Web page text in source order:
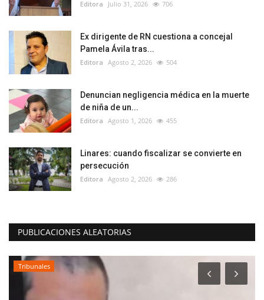
Editora Julio 31, 2026 706
Ex dirigente de RN cuestiona a concejal
Pamela Ávila tras...
Editora Agosto 2, 2026 504
Denuncian negligencia médica en la muerte
de niña de un...
Editora Agosto 1, 2026 455
Linares: cuando fiscalizar se convierte en
persecución
Editora Agosto 2, 2026 286
PUBLICACIONES ALEATORIAS
Tribunales